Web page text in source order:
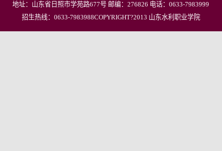
地址：山东省日照市学苑路677号 邮编：276826 电话：0633-7983999
招生热线：0633-7983988COPYRIGHT?2013 山东水利职业学院